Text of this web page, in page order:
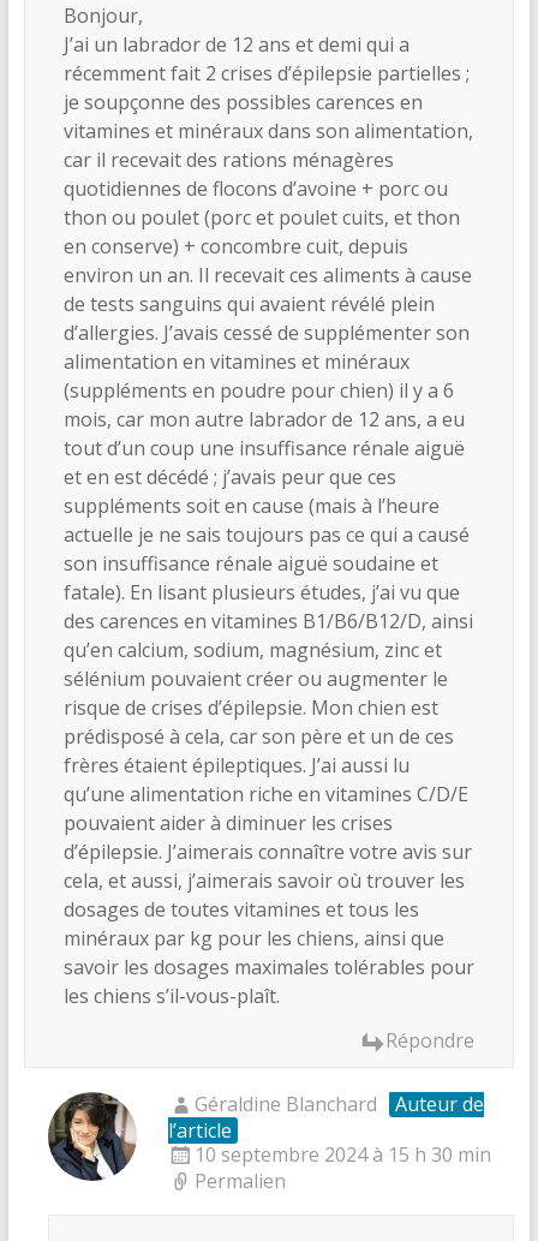
Bonjour,
J’ai un labrador de 12 ans et demi qui a
récemment fait 2 crises d’épilepsie partielles ;
je soupçonne des possibles carences en
vitamines et minéraux dans son alimentation,
car il recevait des rations ménagères
quotidiennes de flocons d’avoine + porc ou
thon ou poulet (porc et poulet cuits, et thon
en conserve) + concombre cuit, depuis
environ un an. Il recevait ces aliments à cause
de tests sanguins qui avaient révélé plein
d’allergies. J’avais cessé de supplémenter son
alimentation en vitamines et minéraux
(suppléments en poudre pour chien) il y a 6
mois, car mon autre labrador de 12 ans, a eu
tout d’un coup une insuffisance rénale aiguë
et en est décédé ; j’avais peur que ces
suppléments soit en cause (mais à l’heure
actuelle je ne sais toujours pas ce qui a causé
son insuffisance rénale aiguë soudaine et
fatale). En lisant plusieurs études, j’ai vu que
des carences en vitamines B1/B6/B12/D, ainsi
qu’en calcium, sodium, magnésium, zinc et
sélénium pouvaient créer ou augmenter le
risque de crises d’épilepsie. Mon chien est
prédisposé à cela, car son père et un de ces
frères étaient épileptiques. J’ai aussi lu
qu’une alimentation riche en vitamines C/D/E
pouvaient aider à diminuer les crises
d’épilepsie. J’aimerais connaître votre avis sur
cela, et aussi, j’aimerais savoir où trouver les
dosages de toutes vitamines et tous les
minéraux par kg pour les chiens, ainsi que
savoir les dosages maximales tolérables pour
les chiens s’il-vous-plaît.
Répondre
Géraldine Blanchard
Auteur de
l’article
10 septembre 2024 à 15 h 30 min
Permalien